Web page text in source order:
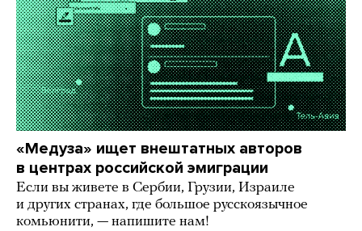
«Медуза» ищет внештатных авторов
в центрах российской эмиграции
Если вы живете в Сербии, Грузии, Израиле
и других странах, где большое русскоязычное
комьюнити, — напишите нам!